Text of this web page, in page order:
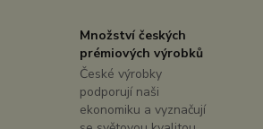
Množství českých
prémiových výrobků
České výrobky
podporují naši
ekonomiku a vyznačují